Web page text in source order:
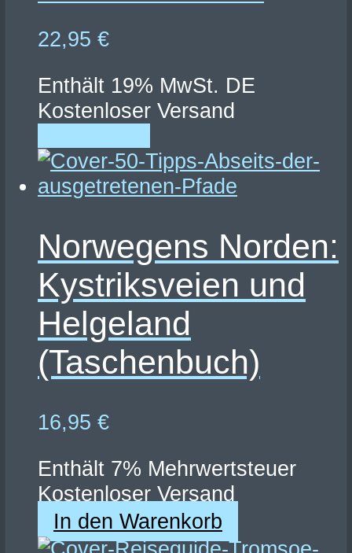
22,95 €
Enthält 19% MwSt. DE
Kostenloser Versand
Norwegens Norden:
Kystriksveien und
Helgeland
(Taschenbuch)
16,95 €
Enthält 7% Mehrwertsteuer
Kostenloser Versand
In den Warenkorb